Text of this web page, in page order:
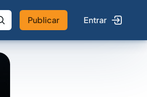
Publicar Entrar